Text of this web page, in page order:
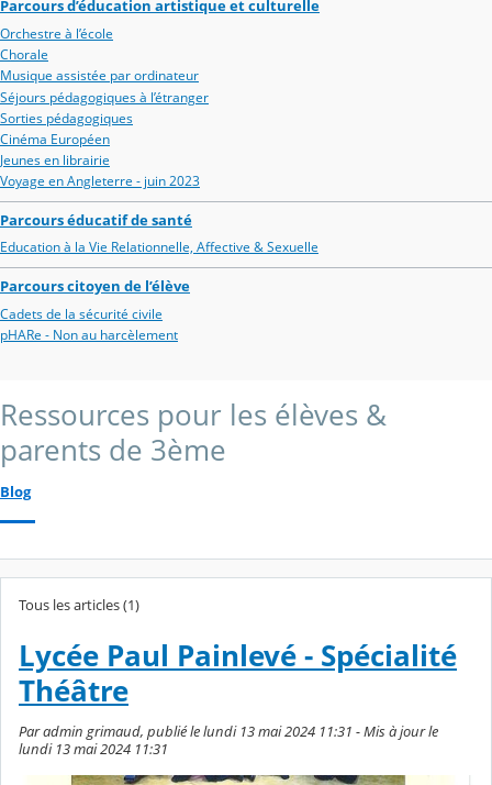
Parcours d’éducation artistique et culturelle
Orchestre à l’école
Chorale
Musique assistée par ordinateur
Séjours pédagogiques à l’étranger
Sorties pédagogiques
Cinéma Européen
Jeunes en librairie
Voyage en Angleterre - juin 2023
Parcours éducatif de santé
Education à la Vie Relationnelle, Affective & Sexuelle
Parcours citoyen de l’élève
Cadets de la sécurité civile
pHARe - Non au harcèlement
Ressources pour les élèves &
parents de 3ème
Blog
Tous les articles (1)
Lycée Paul Painlevé - Spécialité
Théâtre
Par admin grimaud, publié le lundi 13 mai 2024 11:31 - Mis à jour le
lundi 13 mai 2024 11:31